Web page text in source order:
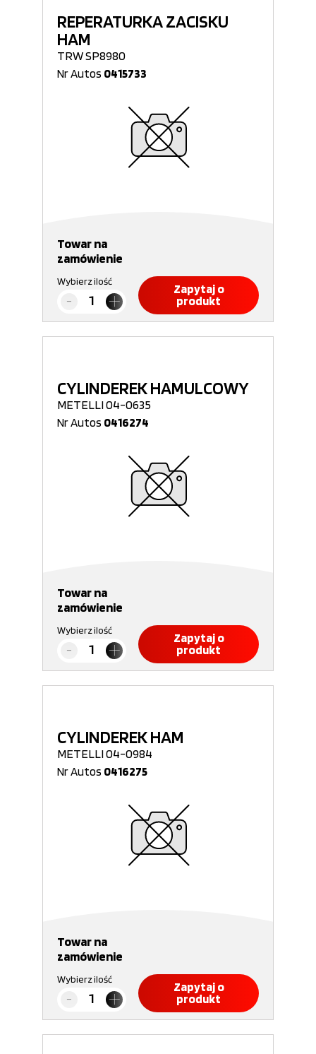
REPERATURKA ZACISKU
HAM
TRW SP8980
Nr Autos 0415733
Towar na
zamówienie
Wybierz ilość
Zapytaj o
produkt
CYLINDEREK HAMULCOWY
METELLI 04-0635
Nr Autos 0416274
Towar na
zamówienie
Wybierz ilość
Zapytaj o
produkt
CYLINDEREK HAM
METELLI 04-0984
Nr Autos 0416275
Towar na
zamówienie
Wybierz ilość
Zapytaj o
produkt